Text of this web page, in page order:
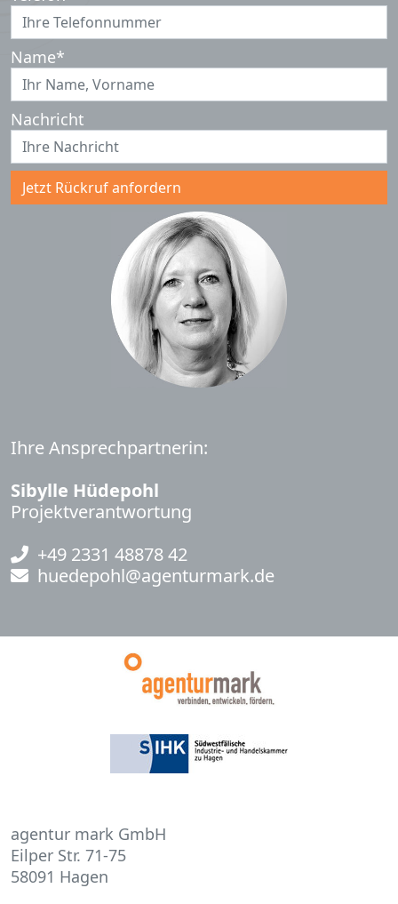
Name*
Nachricht
Ihre Ansprechpartnerin:
Sibylle Hüdepohl
Projektverantwortung
+49 2331 48878 42
huedepohl@agenturmark.de
agentur mark GmbH
Eilper Str. 71-75
58091 Hagen